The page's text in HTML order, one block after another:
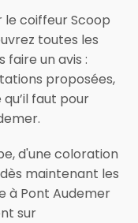
le coiffeur Scoop
toutes les
un avis :
proposées,
faut pour
d'une coloration
maintenant les
à Pont Audemer
sur